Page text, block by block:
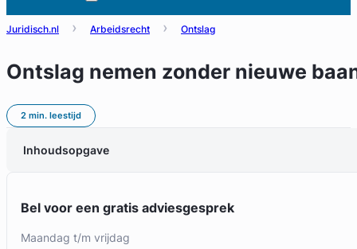
Juridisch.nl Arbeidsrecht Ontslag
Ontslag nemen zonder nieuwe
2 min. leestijd
Inhoudsopgave
Bel voor een gratis adviesgesprek
maandag t/m vrijdag